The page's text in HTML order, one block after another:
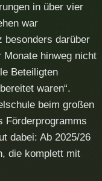
in über vier
war
besonders darüber
hinweg nicht
Beteiligten
waren“.
beim großen
Förderprogramms
dabei: Ab 2025/26
die komplett mit